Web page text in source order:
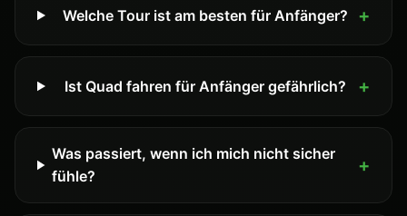
Welche Tour ist am besten für Anfänger?
Ist Quad fahren für Anfänger gefährlich?
Was passiert, wenn ich mich nicht sicher
fühle?